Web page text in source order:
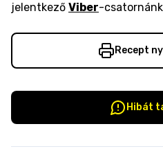
jelentkező Viber-
Recept
Hibát